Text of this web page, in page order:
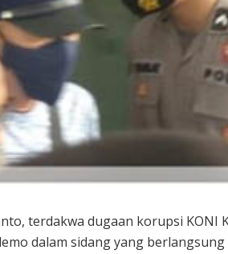
terdakwa dugaan korupsi KONI
dalam sidang yang